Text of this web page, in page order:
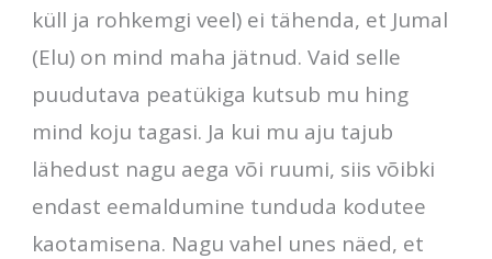
küll ja rohkemgi veel) ei tähenda, et Jumal
(Elu) on mind maha jätnud. Vaid selle
puudutava peatükiga kutsub mu hing
mind koju tagasi. Ja kui mu aju tajub
lähedust nagu aega või ruumi, siis võibki
endast eemaldumine tunduda kodutee
kaotamisena. Nagu vahel unes näed, et